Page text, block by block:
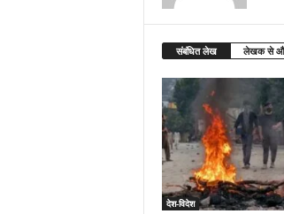
संबंधित लेख लेखक से
देश-विदेश